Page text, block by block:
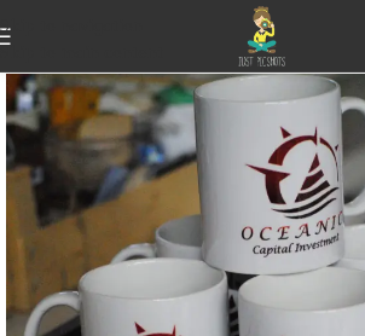
Skip to navigation
Skip to main content